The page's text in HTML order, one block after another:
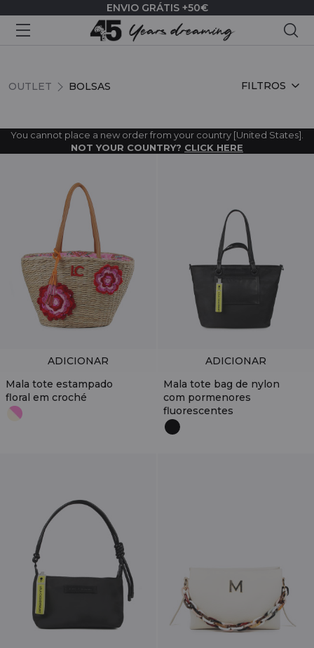
ENVIO GRÁTIS +50€
OUTLET BOLSAS
BOLSAS FILTROS
You cannot place a new order from your country [United States].
NOT YOUR COUNTRY? CLICK HERE
Mala tote estampado
floral em croché
ADICIONAR
Mala tote bag de nylon
com pormenores
fluorescentes
ADICIONAR